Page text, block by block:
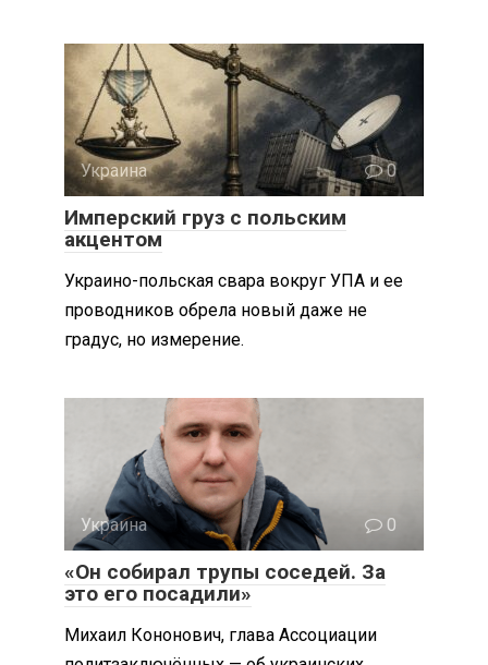
Украина 0
Имперский груз с польским
акцентом
Украино-польская свара вокруг УПА и ее
проводников обрела новый даже не
градус, но измерение.
Украина 0
«Он собирал трупы соседей. За
это его посадили»
Михаил Кононович, глава Ассоциации